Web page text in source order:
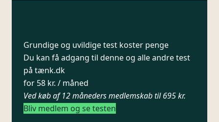
Grundige og uvildige test koster penge
Du kan få adgang til denne og alle andre test
på tænk.dk
for 58 kr. / måned
Ved køb af 12 måneders medlemskab til 695 kr.
Bliv medlem og se testen